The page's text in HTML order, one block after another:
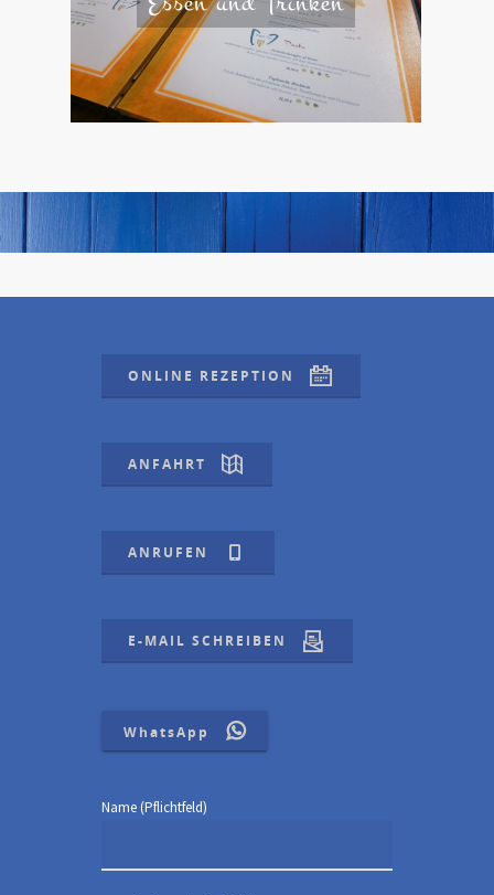
ONLINE REZEPTION
ANFAHRT
ANRUFEN
E-MAIL SCHREIBEN
WhatsApp
Name (Pflichtfeld)